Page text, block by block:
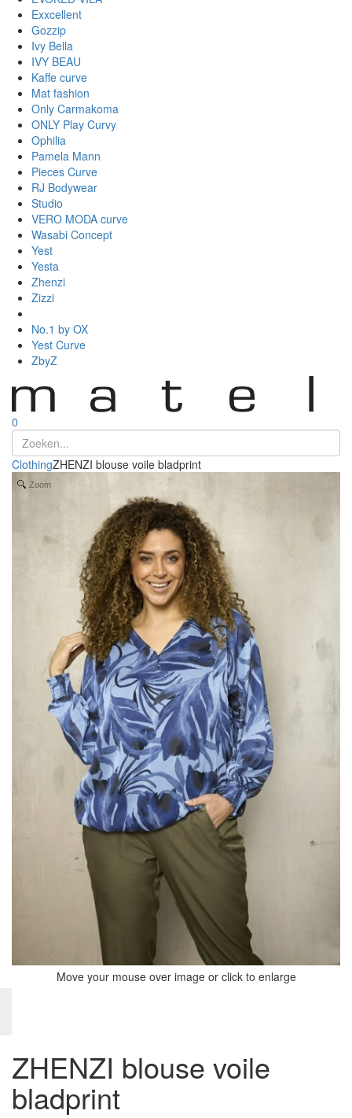
Exxcellent
Gozzip
Ivy Bella
IVY BEAU
Kaffe curve
Mat fashion
Only Carmakoma
ONLY Play Curvy
Ophilia
Pamela Mann
Pieces Curve
RJ Bodywear
Studio
VERO MODA curve
Wasabi Concept
Yest
Yesta
Zhenzi
Zizzi
No.1 by OX
Yest Curve
ZbyZ
0
ClothingZHENZI blouse voile bladprint
Zoom
Move your mouse over image or click to enlarge
ZHENZI blouse voile
bladprint